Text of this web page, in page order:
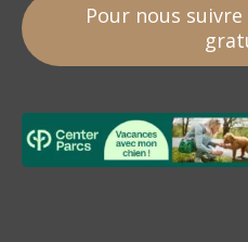
Pour nous